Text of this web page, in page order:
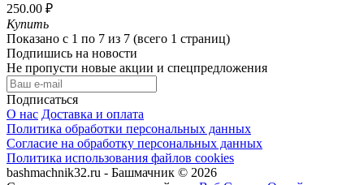
250.00 ₽
Купить
Показано с 1 по 7 из 7 (всего 1 страниц)
Подпишись на новости
Не пропусти новые акции и спецпредложения
Подписаться
О нас Доставка и оплата
Политика обработки персональных данных
Согласие на обработку персональных данных
Политика использования файлов cookies
bashmachnik32.ru - Башмачник © 2026